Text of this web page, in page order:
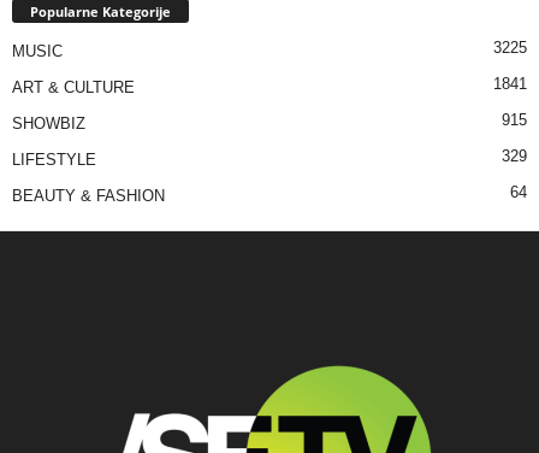
Popularne Kategorije
MUSIC 3225
ART & CULTURE 1841
SHOWBIZ 915
LIFESTYLE 329
BEAUTY & FASHION 64